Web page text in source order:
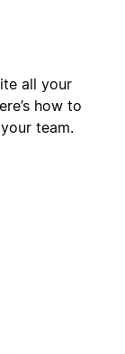
all your
how to
team.